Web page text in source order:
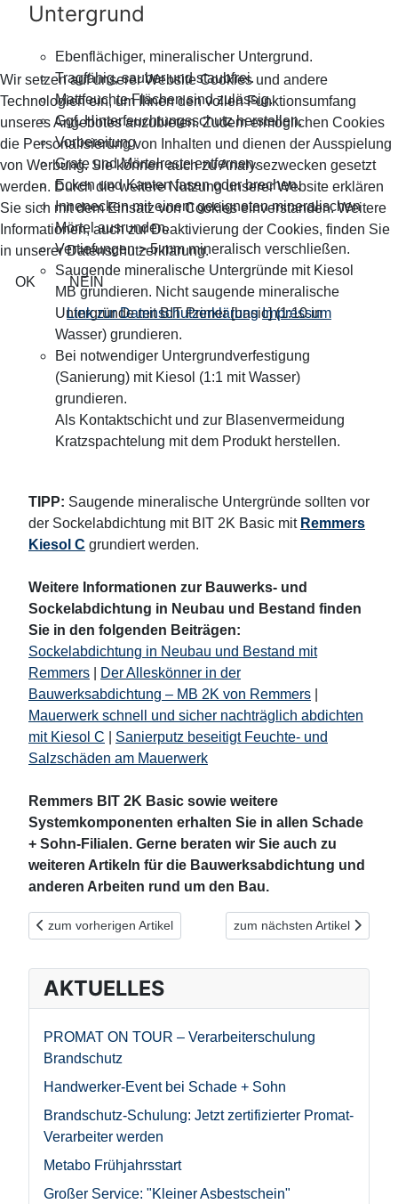
Untergrund
Ebenflächiger, mineralischer Untergrund.
Tragfähig, sauber und staubfrei.
Mattfeuchte Flächen sind zulässig.
Ggf. Hinterfeuchtungsschutz herstellen.
Vorbereitung
Grate und Mörtelreste entfernen.
Ecken und Kanten fasen oder brechen.
Innenecken mit einem geeigneten mineralischen
Mörtel ausrunden.
Vertiefungen > 5 mm mineralisch verschließen.
Saugende mineralische Untergründe mit Kiesol
MB grundieren. Nicht saugende mineralische
Untergründe mit BIT Primer [basic] (1:10 in
Wasser) grundieren.
Bei notwendiger Untergrundverfestigung
(Sanierung) mit Kiesol (1:1 mit Wasser)
grundieren.
Als Kontaktschicht und zur Blasenvermeidung
Kratzspachtelung mit dem Produkt herstellen.
TIPP: Saugende mineralische Untergründe sollten vor
der Sockelabdichtung mit BIT 2K Basic mit Remmers
Kiesol C grundiert werden.
Weitere Informationen zur Bauwerks- und
Sockelabdichtung in Neubau und Bestand finden
Sie in den folgenden Beiträgen:
Sockelabdichtung in Neubau und Bestand mit
Remmers
Der Alleskönner in der
Bauwerksabdichtung – MB 2K von Remmers
Mauerwerk schnell und sicher nachträglich abdichten
mit Kiesol C
Sanierputz beseitigt Feuchte- und
Salzschäden am Mauerwerk
Remmers BIT 2K Basic sowie weitere
Systemkomponenten erhalten Sie in allen Schade
+ Sohn-Filialen. Gerne beraten wir Sie auch zu
weiteren Artikeln für die Bauwerksabdichtung und
anderen Arbeiten rund um den Bau.
Vorheriger Beitrag: Sanierputz bei Feuchte- und Salzschäden
zum vorherigen Artikel Nächster Beitrag:
zum nächsten Artikel
AKTUELLES
PROMAT ON TOUR – Verarbeiterschulung
Brandschutz
Handwerker-Event bei Schade + Sohn
Brandschutz-Schulung: Jetzt zertifizierter Promat-
Verarbeiter werden
Metabo Frühjahrsstart
Großer Service: "Kleiner Asbestschein"
Wir setzen auf unserer Website Cookies und andere
Technologien ein, um Ihnen den vollen Funktionsumfang
unseres Angebotes anzubieten. Zudem ermöglichen Cookies
die Personalisierung von Inhalten und dienen der Ausspielung
von Werbung. Sie können auch zu Analysezwecken gesetzt
werden. Durch die weitere Nutzung unserer Website erklären
Sie sich mit dem Einsatz von Cookies einverstanden. Weitere
Informationen, auch zur Deaktivierung der Cookies, finden Sie
in unserer Datenschutzerklärung.
OK NEIN
Link zur Datenschutzerklärung Impressum